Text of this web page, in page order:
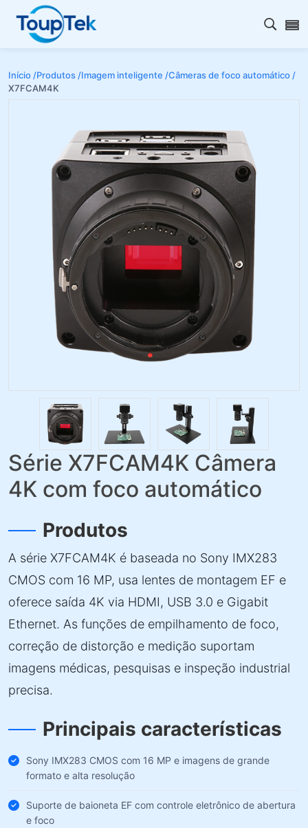
Abrir
Início /Produtos /Imagem inteligente /Câmeras de foco automático /
X7FCAM4K
Série X7FCAM4K Câmera
4K com foco automático
Produtos
A série X7FCAM4K é baseada no Sony IMX283
CMOS com 16 MP, usa lentes de montagem EF e
oferece saída 4K via HDMI, USB 3.0 e Gigabit
Ethernet. As funções de empilhamento de foco,
correção de distorção e medição suportam
imagens médicas, pesquisas e inspeção industrial
precisa.
Principais características
Sony IMX283 CMOS com 16 MP e imagens de grande
formato e alta resolução
Suporte de baioneta EF com controle eletrônico de abertura
e foco